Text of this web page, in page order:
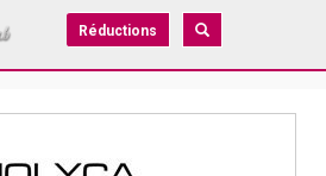
Réductions